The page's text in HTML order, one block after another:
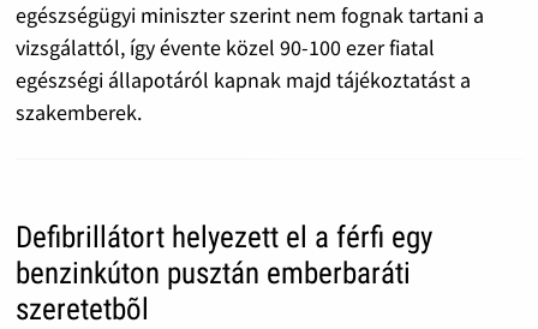
egészségügyi miniszter szerint nem fognak tartani a
vizsgálattól, így évente közel 90-100 ezer fiatal
egészségi állapotáról kapnak majd tájékoztatást a
szakemberek.
Defibrillátort helyezett el a férfi egy
benzinkúton pusztán emberbaráti
szeretetbõl